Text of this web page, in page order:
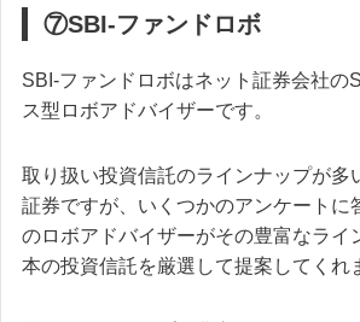
⑦SBI-ファンドロボ
SBI-ファンドロボはネット証券会社の
ス型ロボアドバイザーです。
取り扱い投資信託のラインナップが多
証券ですが、いくつかのアンケートに
のロボアドバイザーがその豊富なライ
本の投資信託を厳選して提案してくれ